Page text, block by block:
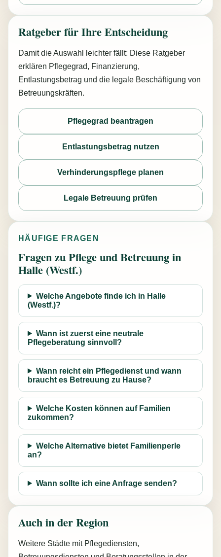
Ratgeber für Ihre Entscheidung
Damit die Auswahl leichter fällt: Diese Ratgeber
erklären Pflegegrad, Finanzierung,
Entlastungsbetrag und die legale Beschäftigung von
Betreuungskräften.
Pflegegrad beantragen
Entlastungsbetrag nutzen
Verhinderungspflege planen
Legale Betreuung prüfen
HÄUFIGE FRAGEN
Fragen zu Pflege und Betreuung in
Halle (Westf.)
Welche Angebote finde ich in Halle
(Westf.)?
Wann ist zuerst eine neutrale
Pflegeberatung sinnvoll?
Wann reicht ein Pflegedienst und wann
braucht es Betreuung zu Hause?
Welche Kosten können auf Familien
zukommen?
Welche Alternative bietet Familienperle
an?
Wann sollte ich eine Anfrage senden?
Auch in der Region
Weitere Städte mit Pflegediensten,